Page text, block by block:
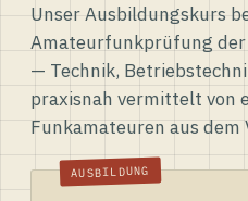
Unser Ausbildungskurs
Amateurfunkprüfung
— Technik,
praxisnah vermittelt von
Funkamateuren aus dem